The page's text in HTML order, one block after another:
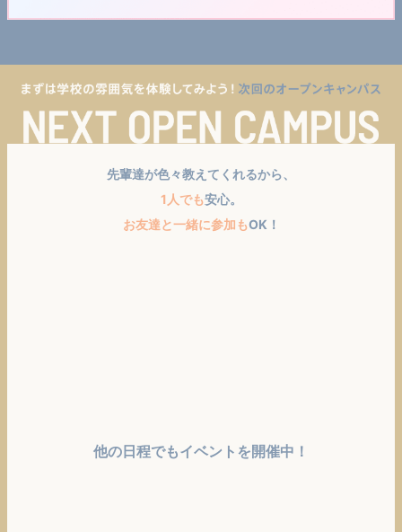
先輩達が色々教えてくれるから、
1人でも安心。
お友達と一緒に参加もOK！
他の日程でもイベントを開催中！